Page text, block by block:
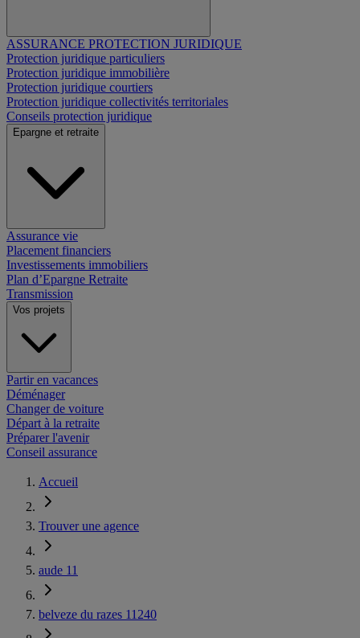
ASSURANCE PROTECTION JURIDIQUE
Protection juridique particuliers
Protection juridique immobilière
Protection juridique courtiers
Protection juridique collectivités territoriales
Conseils protection juridique
Epargne et retraite
Assurance vie
Placement financiers
Investissements immobiliers
Plan d’Epargne Retraite
Transmission
Vos projets
Partir en vacances
Déménager
Changer de voiture
Départ à la retraite
Préparer l'avenir
Conseil assurance
Accueil
Trouver une agence
aude 11
belveze du razes 11240